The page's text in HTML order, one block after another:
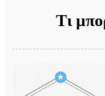
Τι